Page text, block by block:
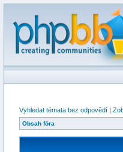
Vyhledat témata bez odpovědí |
Obsah fóra